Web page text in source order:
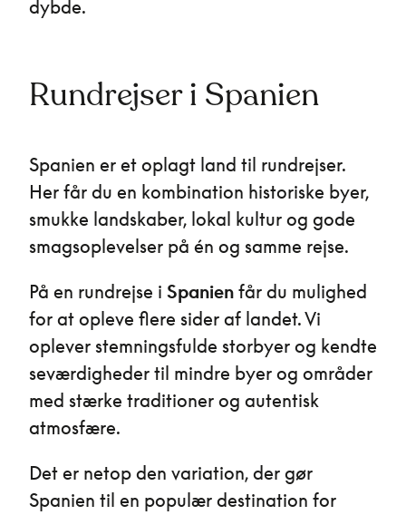
dybde.
Rundrejser i Spanien
Spanien er et oplagt land til rundrejser.
Her får du en kombination historiske byer,
smukke landskaber, lokal kultur og gode
smagsoplevelser på én og samme rejse.
På en rundrejse i Spanien får du mulighed
for at opleve flere sider af landet. Vi
oplever stemningsfulde storbyer og kendte
seværdigheder til mindre byer og områder
med stærke traditioner og autentisk
atmosfære.
Det er netop den variation, der gør
Spanien til en populær destination for